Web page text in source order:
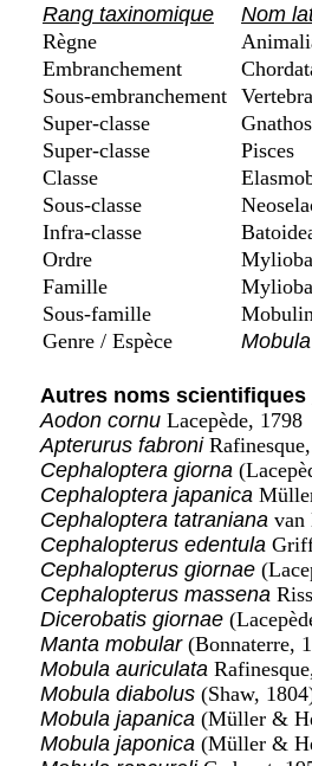
Rang taxinomique
Nom
Règne
Embranchement
Sous-embranchement
Super-classe
Super-classe
Pisces
Classe
Sous-classe
Infra-classe
Ordre
Famille
Sous-famille
Genre / Espèce
Autres noms scientifiques
Aodon cornu Lacepède, 1798
Apterurus fabroni
Cephaloptera giorna
Cephaloptera japanica
Cephaloptera tatraniana van
Cephalopterus edentula
Cephalopterus giornae
Cephalopterus massena
Dicerobatis giornae
Manta mobular(Bonnaterre,
Mobula auriculata
Mobula diabolus (Shaw,
Mobula japanica (Müller &
Mobula japonica (Müller &